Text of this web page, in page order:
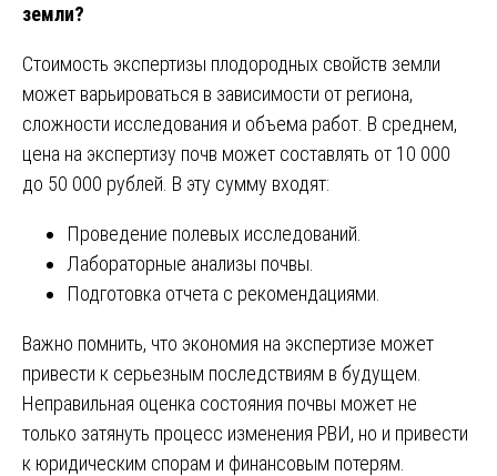
земли?
Стоимость экспертизы плодородных свойств земли
может варьироваться в зависимости от региона,
сложности исследования и объема работ. В среднем,
цена на экспертизу почв может составлять от 10 000
до 50 000 рублей. В эту сумму входят:
Проведение полевых исследований.
Лабораторные анализы почвы.
Подготовка отчета с рекомендациями.
Важно помнить, что экономия на экспертизе может
привести к серьезным последствиям в будущем.
Неправильная оценка состояния почвы может не
только затянуть процесс изменения РВИ, но и привести
к юридическим спорам и финансовым потерям.